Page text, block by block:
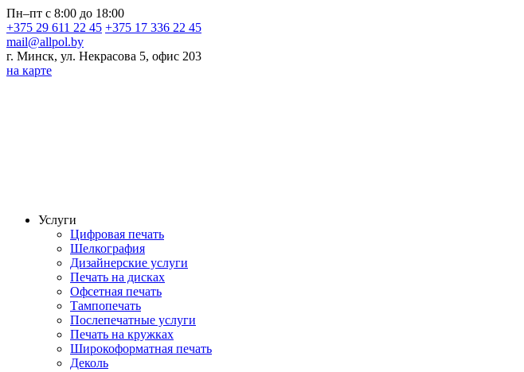
Пн–пт с 8:00 до 18:00
+375 29 611 22 45 +375 17 336 22 45
mail@allpol.by
г. Минск, ул. Некрасова 5, офис 203
на карте
Услуги
Цифровая печать
Шелкография
Дизайнерские услуги
Печать на дисках
Офсетная печать
Тампопечать
Послепечатные услуги
Печать на кружках
Широкоформатная печать
Деколь